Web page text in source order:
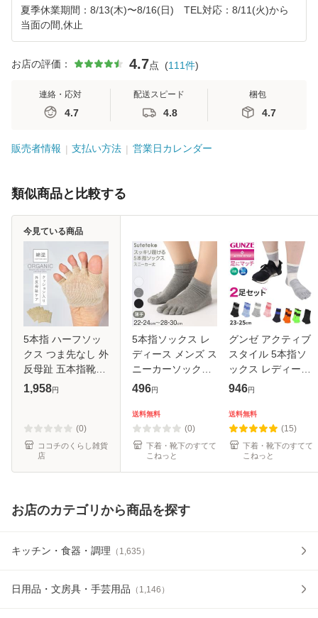
夏季休業期間：8/13(木)〜8/16(日) TEL対応：8/11(火)から
当面の間,休止
お店の評価： 4.7点 (111件)
連絡・応対
4.7
配送スピード
4.8
梱包
4.7
販売者情報 支払い方法 営業日カレンダー
類似商品と比較する
5本指 ハーフソッ
クス つま先なし 外
反母趾 五本指靴下
レディース オーガ
ス 五本指ソックス
カバー
1,958円
(0)
ココチのくらし雑貨
店
今見ている商品
5本指ソックス レ
ディース メンズ ス
ニーカーソックス
薄手 靴下 22-
本指 ソックス 夏用
蒸れない 5本指靴
下 五本指ソッ
496円
送料無料
(0)
下着・靴下のすてて
こねっと
グンゼ アクティブ
スタイル 5本指ソ
ックス レディース
ショートソックス
25 cm 靴下 スポー
ツ 消臭 吸汗速乾
メッシュ
946円
送料無料
(15)
下着・靴下のすてて
こねっと
お店のカテゴリから商品を探す
キッチン・食器・調理 （ 1,635 ）
日用品・文房具・手芸用品 （ 1,146 ）